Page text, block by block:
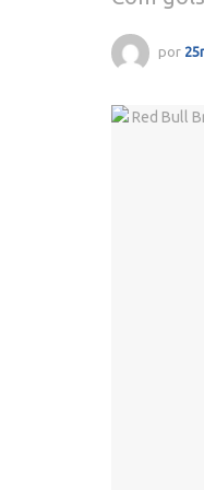
por